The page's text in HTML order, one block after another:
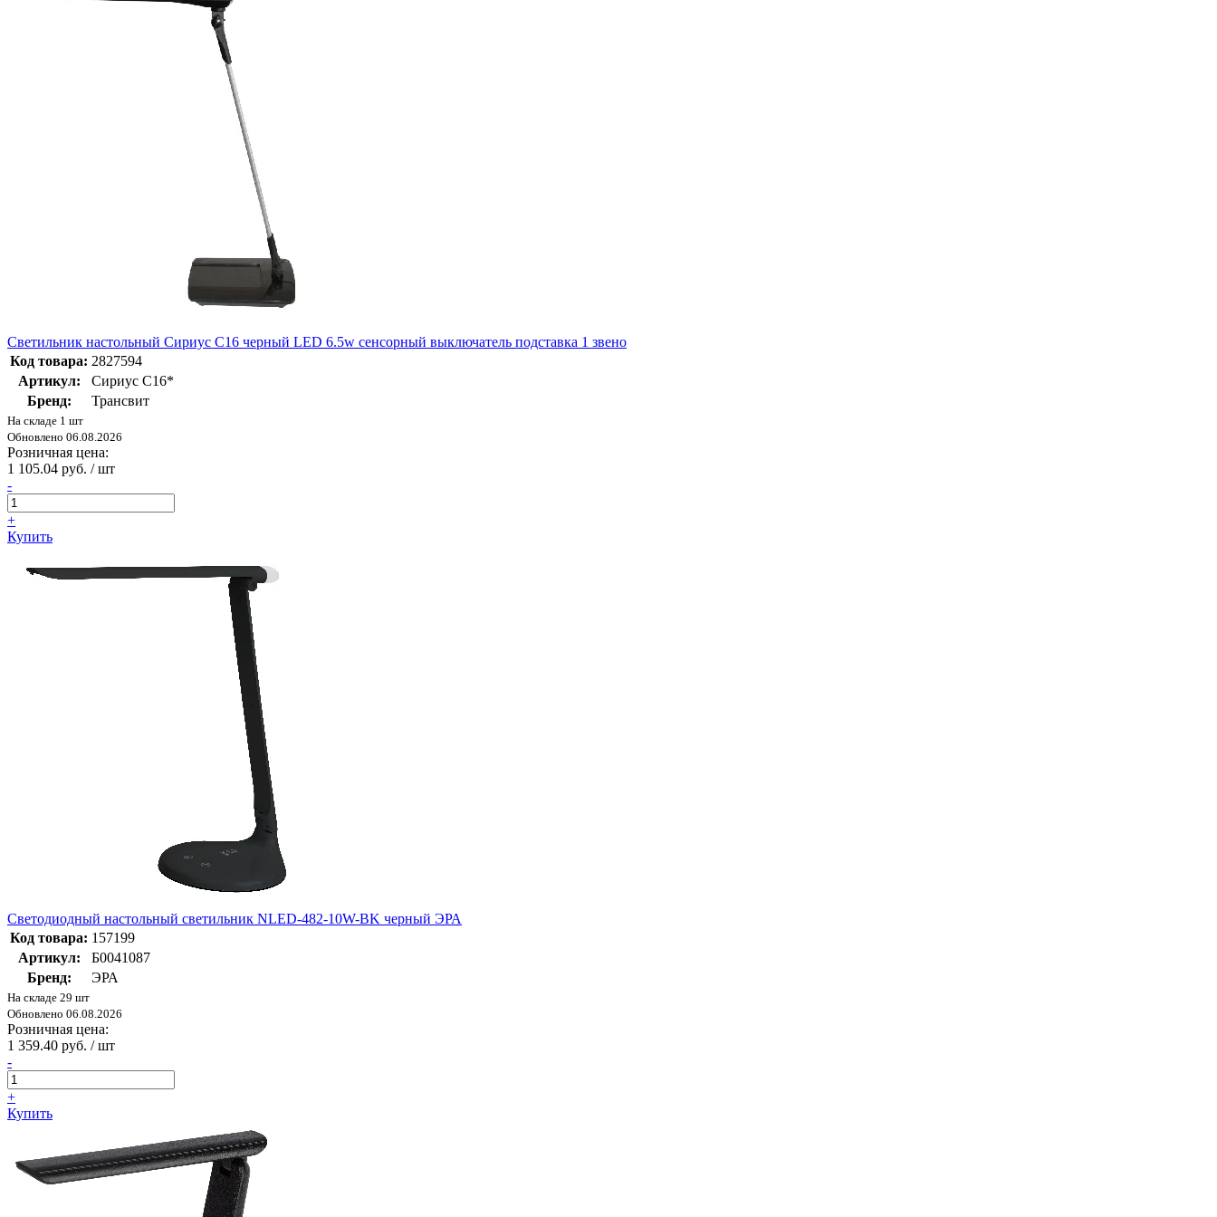
Светильник настольный Сириус С16 черный LED 6.5w сенсорный выключатель подставка 1 звено
Код товара: 2827594
Артикул:
Сириус С16*
Бренд:
Трансвит
На складе 1 шт
Обновлено 06.08.2026
Розничная цена:
1 105.04 руб. / шт
-
+
Купить
Светодиодный настольный светильник NLED-482-10W-BK черный ЭРА
Код товара: 157199
Артикул:
Б0041087
Бренд:
ЭРА
На складе 29 шт
Обновлено 06.08.2026
Розничная цена:
1 359.40 руб. / шт
-
+
Купить